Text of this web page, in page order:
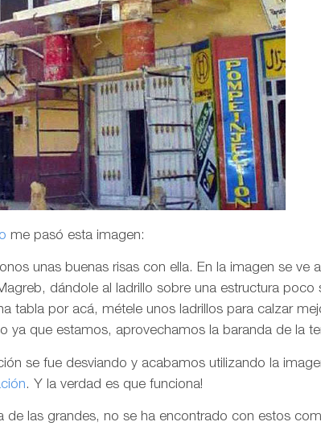
me pasó esta imagen:
unas buenas risas con ella. En la imagen se ve
dándole al ladrillo sobre una estructura poco
tabla por acá, métele unos ladrillos para calzar
ya que estamos, aprovechamos la baranda de la
se fue desviando y acabamos utilizando la
. Y la verdad es que funciona!
de las grandes, no se ha encontrado con estos